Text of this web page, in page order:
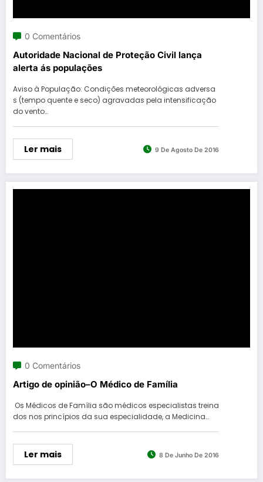
0 Comentários
Autoridade Nacional de Proteção Civil lança
alerta ás populações
Aviso à População: Condições meteorológicas adversa
s (tempo quente e seco) agravadas pela intensificação
do vento…
Ler mais 9 De Agosto De 2016
0 Comentários
Artigo de opinião–O Médico de Família
Os Médicos de Família são médicos especialistas treina
dos nos princípios da sua especialidade, a Medicina…
Ler mais 8 De Junho De 2016